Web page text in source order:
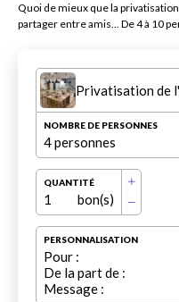
Quoi de mieux que la
partager entre amis... De 4 à 10
Privatisation de
NOMBRE DE PERSONNES
4 personnes
QUANTITÉ
1 bon(s)
PERSONNALISATION
Pour :
De la part de :
Message :